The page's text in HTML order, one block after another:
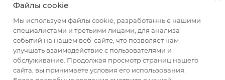
2026 © ООО "Вайт Текстиль групп"
Любая информация на сайте носит справочный
характер и не является публичной офертой
определяемой положениями пункта 2 статьи 437
Гражданского кодекса Российской Федерации.
Использование любых материалов, опубликованных
Файлы cookie
Мы используем файлы cookie, разработанные нашими
специалистами и третьими лицами, для анализа
событий на нашем веб-сайте, что позволяет нам
улучшать взаимодействие с пользователями и
обслуживание. Продолжая просмотр страниц нашего
сайта, вы принимаете условия его использования.